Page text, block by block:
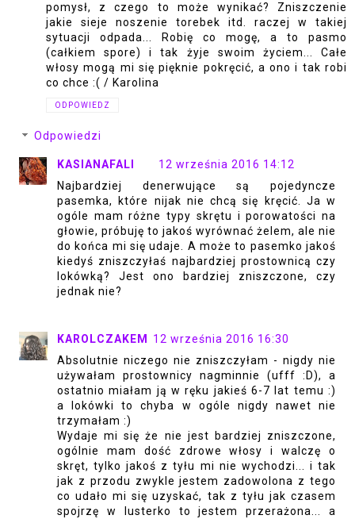
pomysł, z czego to może wynikać? Zniszczenie
jakie sieje noszenie torebek itd. raczej w takiej
sytuacji odpada... Robię co mogę, a to pasmo
(całkiem spore) i tak żyje swoim życiem... Całe
włosy mogą mi się pięknie pokręcić, a ono i tak robi
co chce :( / Karolina
ODPOWIEDZ
Odpowiedzi
KASIANAFALI
12 września 2016 14:12
Najbardziej denerwujące są pojedyncze
pasemka, które nijak nie chcą się kręcić. Ja w
ogóle mam różne typy skrętu i porowatości na
głowie, próbuję to jakoś wyrównać żelem, ale nie
do końca mi się udaje. A może to pasemko jakoś
kiedyś zniszczyłaś najbardziej prostownicą czy
lokówką? Jest ono bardziej zniszczone, czy
jednak nie?
KAROLCZAKEM
12 września 2016 16:30
Absolutnie niczego nie zniszczyłam - nigdy nie
używałam prostownicy nagminnie (ufff :D), a
ostatnio miałam ją w ręku jakieś 6-7 lat temu :)
a lokówki to chyba w ogóle nigdy nawet nie
trzymałam :)
Wydaje mi się że nie jest bardziej zniszczone,
ogólnie mam dość zdrowe włosy i walczę o
skręt, tylko jakoś z tyłu mi nie wychodzi... i tak
jak z przodu zwykle jestem zadowolona z tego
co udało mi się uzyskać, tak z tyłu jak czasem
spojrzę w lusterko to jestem przerażona... a